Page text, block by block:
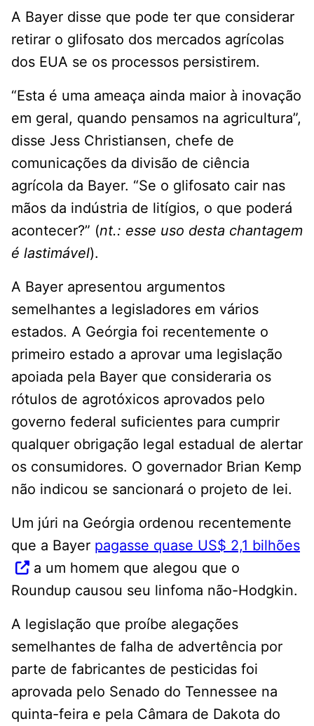
A Bayer disse que pode ter que considerar
retirar o glifosato dos mercados agrícolas
dos EUA se os processos persistirem.
“Esta é uma ameaça ainda maior à inovação
em geral, quando pensamos na agricultura”,
disse Jess Christiansen, chefe de
comunicações da divisão de ciência
agrícola da Bayer. “Se o glifosato cair nas
mãos da indústria de litígios, o que poderá
acontecer?” (nt.: esse uso desta chantagem
é lastimável).
A Bayer apresentou argumentos
semelhantes a legisladores em vários
estados. A Geórgia foi recentemente o
primeiro estado a aprovar uma legislação
apoiada pela Bayer que consideraria os
rótulos de agrotóxicos aprovados pelo
governo federal suficientes para cumprir
qualquer obrigação legal estadual de alertar
os consumidores. O governador Brian Kemp
não indicou se sancionará o projeto de lei.
Um júri na Geórgia ordenou recentemente
que a Bayer pagasse quase US$ 2,1 bilhões
a um homem que alegou que o
Roundup causou seu linfoma não-Hodgkin.
A legislação que proíbe alegações
semelhantes de falha de advertência por
parte de fabricantes de pesticidas foi
aprovada pelo Senado do Tennessee na
quinta-feira e pela Câmara de Dakota do